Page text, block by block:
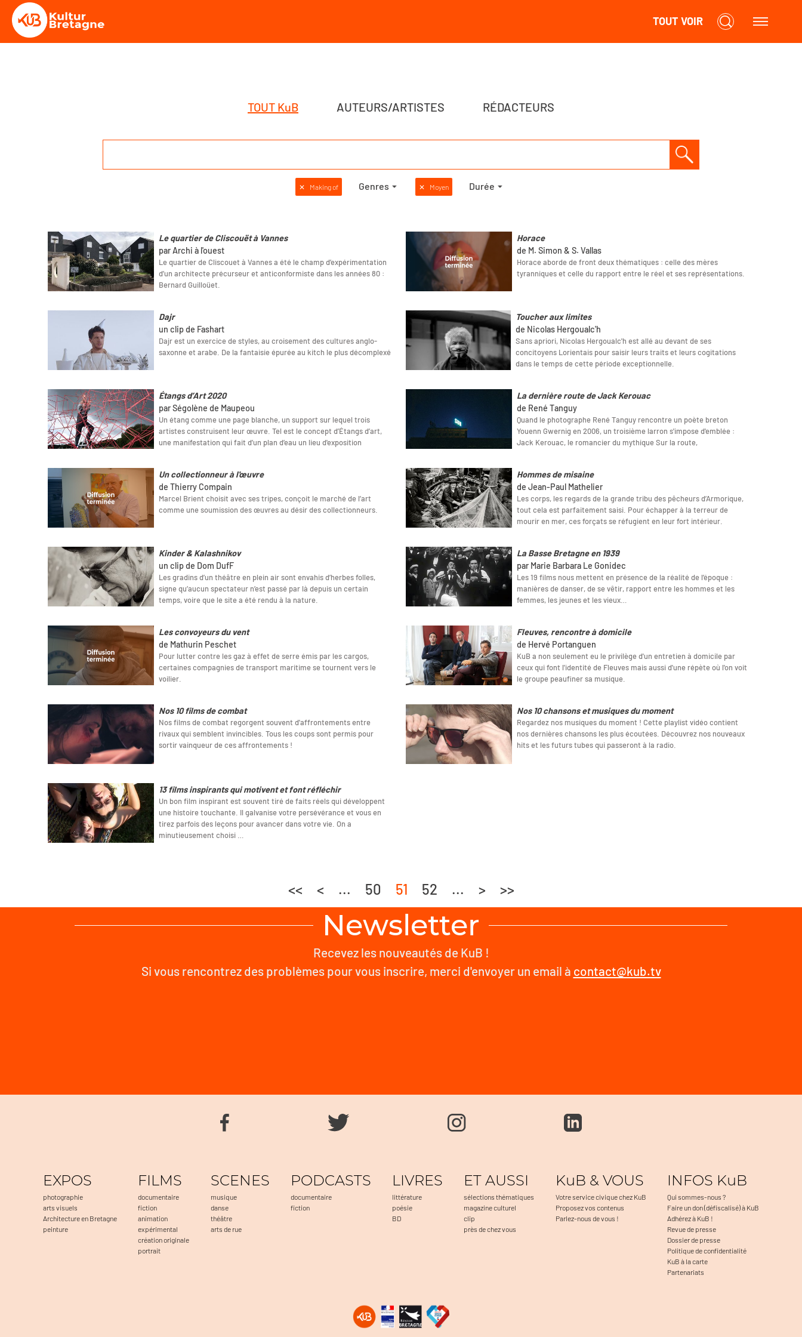
TOUT VOIR
TOUT KuB AUTEURS/ARTISTES RÉDACTEURS
✕ Making of Genres ✕ Moyen Durée
Le quartier de Cliscouët à Vannes
par Archi à l'ouest
Le quartier de Cliscouet à Vannes a été le champ d’expérimentation
d’un architecte précurseur et anticonformiste dans les années 80 :
Bernard Guilloüet.
Horace
de M. Simon & S. Vallas
Horace aborde de front deux thématiques : celle des mères
tyranniques et celle du rapport entre le réel et ses représentations.
Dajr
un clip de Fashart
Dajr est un exercice de styles, au croisement des cultures anglo-
saxonne et arabe. De la fantaisie épurée au kitch le plus décomplexé
Toucher aux limites
de Nicolas Hergoualc'h
Sans apriori, Nicolas Hergoualc'h est allé au devant de ses
concitoyens Lorientais pour saisir leurs traits et leurs cogitations
dans le temps de cette période exceptionnelle.
Étangs d’Art 2020
par Ségolène de Maupeou
Un étang comme une page blanche, un support sur lequel trois
artistes construisent leur œuvre. Tel est le concept d’Étangs d’art,
une manifestation qui fait d’un plan d’eau un lieu d'exposition
La dernière route de Jack Kerouac
de René Tanguy
Quand le photographe René Tanguy rencontre un poète breton
Youenn Gwernig en 2006, un troisième larron s'impose d'emblée :
Jack Kerouac, le romancier du mythique Sur la route,
Un collectionneur à l'œuvre
de Thierry Compain
Marcel Brient choisit avec ses tripes, conçoit le marché de l’art
comme une soumission des œuvres au désir des collectionneurs.
Hommes de misaine
de Jean-Paul Mathelier
Les corps, les regards de la grande tribu des pêcheurs d’Armorique,
tout cela est parfaitement saisi. Pour échapper à la terreur de
mourir en mer, ces forçats se réfugient en leur fort intérieur.
Kinder & Kalashnikov
un clip de Dom DufF
Les gradins d’un théâtre en plein air sont envahis d’herbes folles,
signe qu’aucun spectateur n’est passé par là depuis un certain
temps, voire que le site a été rendu à la nature.
La Basse Bretagne en 1939
par Marie Barbara Le Gonidec
Les 19 films nous mettent en présence de la réalité de l’époque :
manières de danser, de se vêtir, rapport entre les hommes et les
femmes, les jeunes et les vieux…
Les convoyeurs du vent
de Mathurin Peschet
Pour lutter contre les gaz à effet de serre émis par les cargos,
certaines compagnies de transport maritime se tournent vers le
voilier.
Fleuves, rencontre à domicile
de Hervé Portanguen
KuB a non seulement eu le privilège d'un entretien à domicile par
ceux qui font l'identité de Fleuves mais aussi d'une répète où l'on voit
le groupe peaufiner sa musique.
Nos 10 films de combat
Nos films de combat regorgent souvent d'affrontements entre
rivaux qui semblent invincibles. Tous les coups sont permis pour
sortir vainqueur de ces affrontements !
Nos 10 chansons et musiques du moment
Regardez nos musiques du moment ! Cette playlist vidéo contient
nos dernières chansons les plus écoutées. Découvrez nos nouveaux
hits et les futurs tubes qui passeront à la radio.
13 films inspirants qui motivent et font réfléchir
Un bon film inspirant est souvent tiré de faits réels qui développent
une histoire touchante. Il galvanise votre persévérance et vous en
tirez parfois des leçons pour avancer dans votre vie. On a
minutieusement choisi …
<< < ... 50 51 52 ... > >>
Newsletter
Recevez les nouveautés de KuB !
Si vous rencontrez des problèmes pour vous inscrire, merci d'envoyer un email à contact@kub.tv
EXPOS
photographie
arts visuels
Architecture en Bretagne
peinture
FILMS
documentaire
fiction
animation
expérimental
création originale
portrait
SCENES
musique
danse
théâtre
arts de rue
PODCASTS
documentaire
fiction
LIVRES
littérature
poésie
BD
ET AUSSI
sélections thématiques
magazine culturel
clip
près de chez vous
KuB & VOUS
Votre service civique chez KuB
Proposez vos contenus
Parlez-nous de vous !
INFOS KuB
Qui sommes-nous ?
Faire un don (défiscalisé) à KuB
Adhérez à KuB !
Revue de presse
Dossier de presse
Politique de confidentialité
KuB à la carte
Partenariats